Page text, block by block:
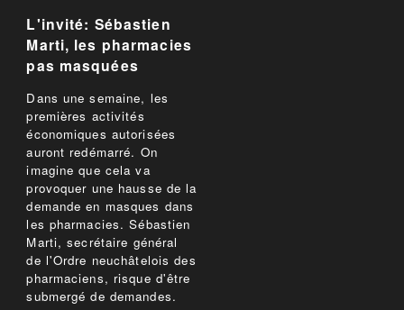
L'invité: Sébastien
Marti, les pharmacies
pas masquées
Dans une semaine, les
premières activités
économiques autorisées
auront redémarré. On
imagine que cela va
provoquer une hausse de la
demande en masques dans
les pharmacies. Sébastien
Marti, secrétaire général
de l'Ordre neuchâtelois des
pharmaciens, risque d'être
submergé de demandes.